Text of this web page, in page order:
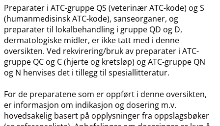
Preparater i ATC-gruppe QS (veterinær ATC-kode) og S
(humanmedisinsk ATC-kode), sanseorganer, og
preparater til lokalbehandling i gruppe QD og D,
dermatologiske midler, er ikke tatt med i denne
oversikten. Ved rekvirering​/​bruk av preparater i ATC-
gruppe QC og C (hjerte og kretsløp) og ATC-gruppe QN
og N henvises det i tillegg til spesiallitteratur.
For de preparatene som er oppført i denne oversikten,
er informasjon om indikasjon og dosering m.v.
hovedsakelig basert på opplysninger fra oppslagsbøker